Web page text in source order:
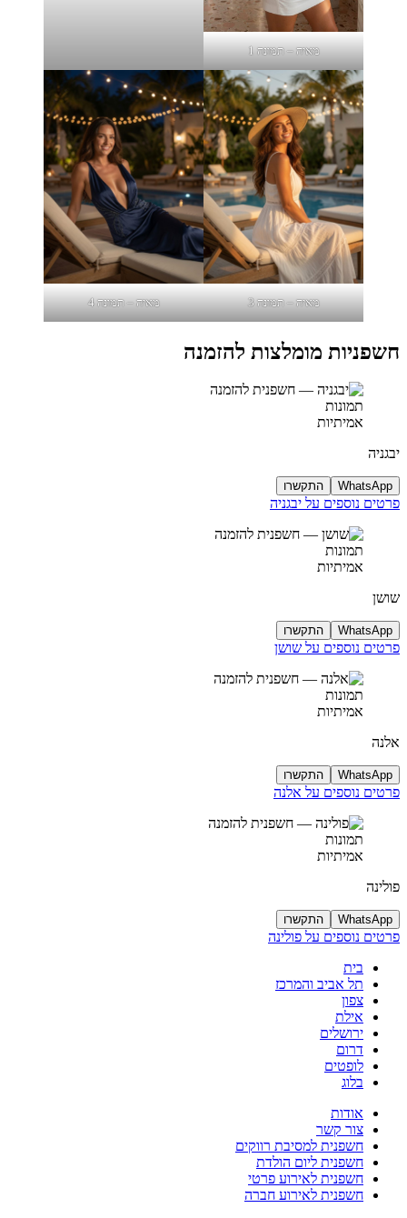
מאיה – תמונה 1
מאיה – תמונה 3 מאיה – תמונה 4
חשפניות מומלצות להזמנה
תמונות
אמיתיות
יבגניה
WhatsApp התקשרו
פרטים נוספים על יבגניה
תמונות
אמיתיות
שושן
WhatsApp התקשרו
פרטים נוספים על שושן
תמונות
אמיתיות
אלנה
WhatsApp התקשרו
פרטים נוספים על אלנה
תמונות
אמיתיות
פולינה
WhatsApp התקשרו
פרטים נוספים על פולינה
בית
תל אביב והמרכז
צפון
אילת
ירושלים
דרום
לופטים
בלוג
אודות
צור קשר
חשפנית למסיבת רווקים
חשפנית ליום הולדת
חשפנית לאירוע פרטי
חשפנית לאירוע חברה